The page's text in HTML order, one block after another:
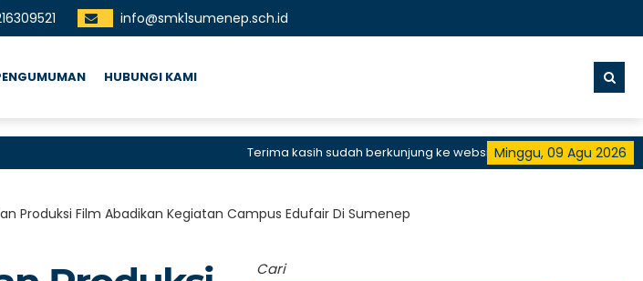
info@smk1sumenep.sch.id
HUBUNGI KAMI
Minggu, 09 Agu 2026
Terima kasih sudah berkunjung ke website resmi SMKN 1 Sumenep, SMK
Produksi Film Abadikan Kegiatan Campus Edufair Di Sumenep
Cari